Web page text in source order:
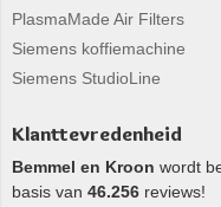
PlasmaMade Air Filters
Siemens koffiemachine
Siemens StudioLine
Klanttevredenheid
Bemmel en Kroon wordt
basis van 46.256 reviews!